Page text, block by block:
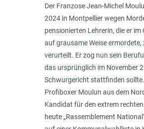
Der Franzose Jean-Michel
2024 in Montpellier wegen
pensionierten Lehrerin, die er
auf grausame Weise
verurteilt. Er zog nun sein
das ursprünglich im November
Schwurgericht stattfinden
Profiboxer Moulun aus dem
Kandidat für den extrem
heute „Rassemblement